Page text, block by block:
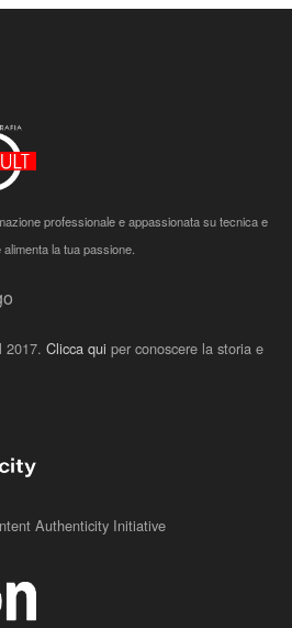
professionale e appassionata su tecnica e
alimenta la tua passione.
2017. Clicca qui per conoscere la storia e
Authenticity Initiative